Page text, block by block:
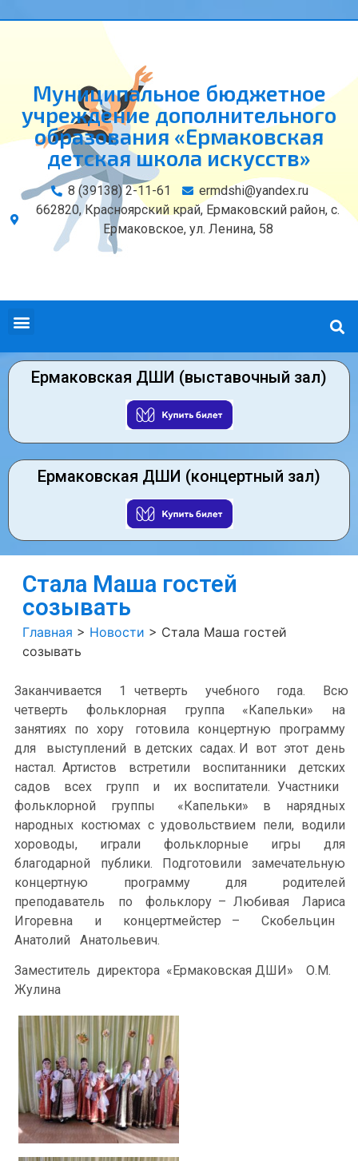
Муниципальное бюджетное
учреждение дополнительного
образования «Ермаковская
детская школа искусств»
8 (39138) 2-11-61
ermdshi@yandex.ru
662820, Красноярский край, Ермаковский район, с.
Ермаковское, ул. Ленина, 58
Ермаковская ДШИ (выставочный зал)
Ермаковская ДШИ (концертный зал)
Стала Маша гостей
созывать
Главная > Новости > Стала Маша гостей
созывать
Заканчивается 1 четверть учебного года. Всю
четверть фольклорная группа «Капельки» на
занятиях по хору готовила концертную программу
для выступлений в детских садах. И вот этот день
настал. Артистов встретили воспитанники детских
садов всех групп и их воспитатели. Участники
фольклорной группы «Капельки» в нарядных
народных костюмах с удовольствием пели, водили
хороводы, играли фольклорные игры для
благодарной публики. Подготовили замечательную
концертную программу для родителей
преподаватель по фольклору – Любивая Лариса
Игоревна и концертмейстер – Скобельцин
Анатолий Анатольевич.
Заместитель директора «Ермаковская ДШИ» О.М.
Жулина